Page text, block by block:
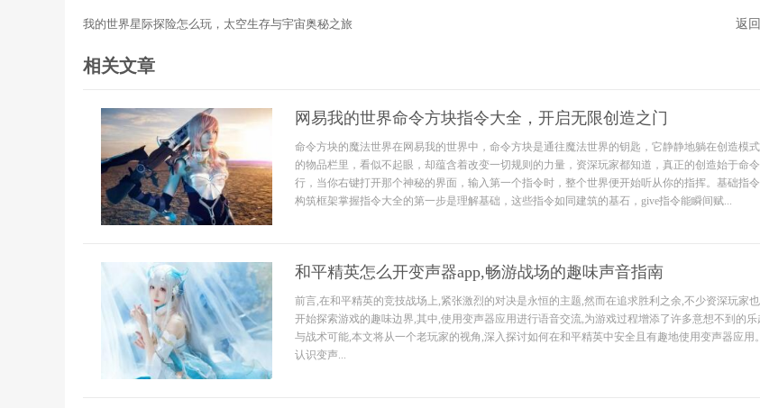
我的世界星际探险怎么玩，太空生存与宇宙奥秘之旅 返
相关文章
网易我的世界命令方块指令大全，开启无限创造之门
命令方块的魔法世界在网易我的世界中，命令方块是通往魔法世界的钥匙，它静静地躺在创造模式
的物品栏里，看似不起眼，却蕴含着改变一切规则的力量，资深玩家都知道，真正的创造始于命令
行，当你右键打开那个神秘的界面，输入第一个指令时，整个世界便开始听从你的指挥。基础指令
构筑框架掌握指令大全的第一步是理解基础，这些指令如同建筑的基石，give指令能瞬间赋...
和平精英怎么开变声器app,畅游战场的趣味声音指南
前言,在和平精英的竞技战场上,紧张激烈的对决是永恒的主题,然而在追求胜利之余,不少资深玩家也
开始探索游戏的趣味边界,其中,使用变声器应用进行语音交流,为游戏过程增添了许多意想不到的乐
与战术可能,本文将从一个老玩家的视角,深入探讨如何在和平精英中安全且有趣地使用变声器应用。
认识变声...